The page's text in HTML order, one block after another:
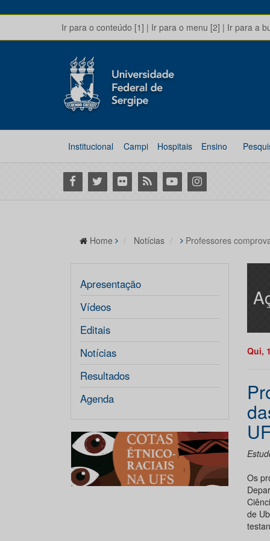
Ir para o conteúdo [1] | Ir para o menu [2] | Ir para a
Institucional Campi Hospitais Ensino
Facebook
Twitter Flickr RSS YoutubeInstagram
Home Notícias Professores
Apresentação
Vídeos
Editais
Notícias
Resultados
Agenda
Qui,
Os
de